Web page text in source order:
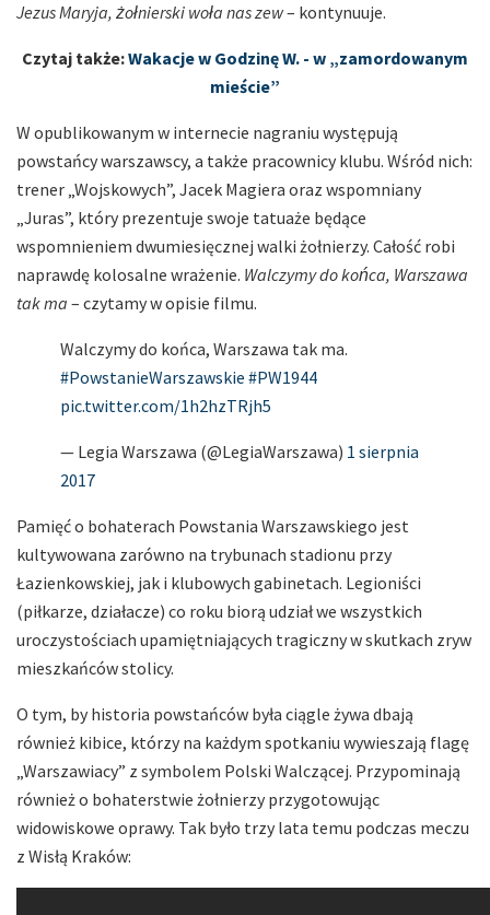
Jezus Maryja, żołnierski woła nas zew– kontynuuje.
Czytaj także:Wakacje w Godzinę W. - w „zamordowanym
mieście”
W opublikowanym w internecie nagraniu występują
powstańcy warszawscy, a także pracownicy klubu. Wśród nich:
trener „Wojskowych”, Jacek Magiera oraz wspomniany
„Juras”, który prezentuje swoje tatuaże będące
wspomnieniem dwumiesięcznej walki żołnierzy. Całość robi
naprawdę kolosalne wrażenie. Walczymy do końca, Warszawa
tak ma – czytamy w opisie filmu.
Walczymy do końca, Warszawa tak ma.
#PowstanieWarszawskie #PW1944
pic.twitter.com/1h2hzTRjh5
— Legia Warszawa (@LegiaWarszawa) 1 sierpnia
2017
Pamięć o bohaterach Powstania Warszawskiego jest
kultywowana zarówno na trybunach stadionu przy
Łazienkowskiej, jak i klubowych gabinetach. Legioniści
(piłkarze, działacze) co roku biorą udział we wszystkich
uroczystościach upamiętniających tragiczny w skutkach zryw
mieszkańców stolicy.
O tym, by historia powstańców była ciągle żywa dbają
również kibice, którzy na każdym spotkaniu wywieszają flagę
„Warszawiacy” z symbolem Polski Walczącej. Przypominają
również o bohaterstwie żołnierzy przygotowując
widowiskowe oprawy. Tak było trzy lata temu podczas meczu
z Wisłą Kraków: